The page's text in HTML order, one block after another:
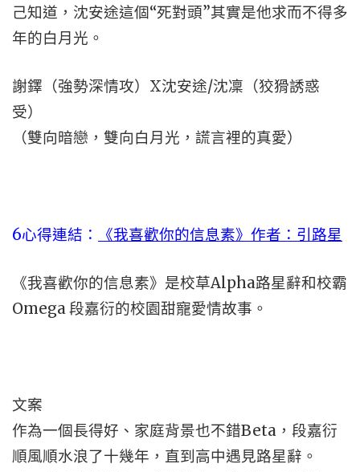
己知道，沈安途這個“死對頭”其實是他求而不得多
年的白月光。
謝鐸（強勢深情攻）X沈安途/沈凜（狡猾誘惑
受）
（雙向暗戀，雙向白月光，謊言裡的真愛）
6心得連結： 《我喜歡你的信息素》作者：引路星
《我喜歡你的信息素》是校草Alpha路星辭和校霸
Omega 段嘉衍的校園甜寵愛情故事。
文案
作為一個長得好、家庭背景也不錯Beta，段嘉衍
順風順水浪了十幾年，直到高中遇見路星辭。